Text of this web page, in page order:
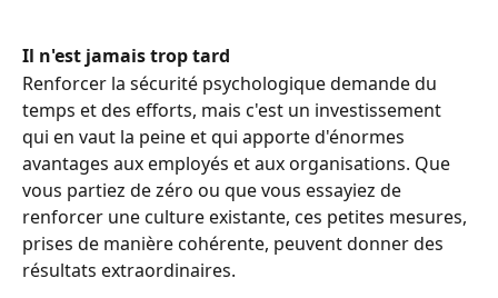
Il n'est jamais trop tard
Renforcer la sécurité psychologique demande du
temps et des efforts, mais c'est un investissement
qui en vaut la peine et qui apporte d'énormes
avantages aux employés et aux organisations. Que
vous partiez de zéro ou que vous essayiez de
renforcer une culture existante, ces petites mesures,
prises de manière cohérente, peuvent donner des
résultats extraordinaires.